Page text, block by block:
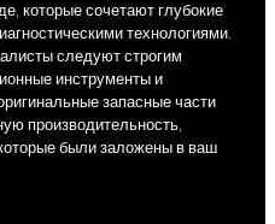
которые сочетают глубокие
технологиями.
следуют строгим
инструменты и
запасные части
производительность,
были заложены в ваш